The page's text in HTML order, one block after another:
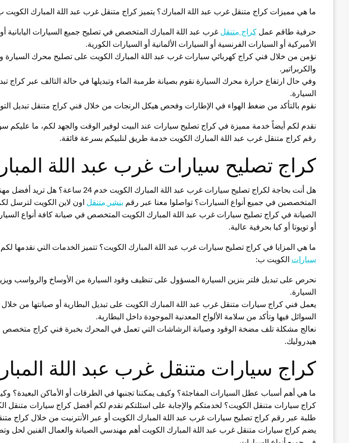
ما هي مميزات كراج متنقل غرب عبد اللة المبارك؟ يتميز كراج متنقل غرب عبد اللة المبارك الكويت
حرفية طاقم عمل كراج متنقل غرب عبد اللة المبارك المتخصص في تصليح جميع السيارات اليابانية
الأميركية أو السيارات الفرنسية أو السيارات الألمانية أو السيارات الكورية.
نؤمن من خلال فني كراج كهربائي سيارات غرب عبد اللة المبارك الكويت على تصليح محرك السيارة
والكربراتير.
وفي حال ارتفاع حرارة محرك السيارة نقوم بصيانة طرمبة الماء وتبديلها في حالة التالف عبر كراج
السيارة.
نقوم بالتأكد من ضغط الهواء في الإطارات وفحص هيكل الرنجات من خلال فني كراج متنقل تبديل
نقدم لكم أيضاً خدمة مميزة في كراج تصليح سيارات عند البيت لوفير الوقت والجهد لكم، ما عليكم
رقم كراج متنقل غرب عبد اللة المبارك الكويت خدمة طريق لنلبيكم بسرعة فائقة.
كراج تصليح سيارات غرب عبد اللة
هل أنت بحاجة لكراج تصليح سيارات غرب عبد اللة المبارك الكويت خدم
المتخصصين في جميع أنواع السيارات؟ تواصلوا معنا عبر رقم بنشر متنقل اون لاين الكويت لترسل
الصيانة في كراج تصليح سيارات غرب عبد اللة المبارك الكويت المتخصص في صيانة كافة أنواع
أو تويوتا أو كيا بحرفية عالية.
ما هي المزايا في كراج تصليح سيارات غرب عبد اللة المبارك الكويت؟ تتميز الخدمات التي نقدمها
سيارات الكويت ب:
نحرص على تبديل فلتر بنزين السيارة المسؤول على تنظيف وقود السيارة من الأوساخ والرواسب
السيارة.
يعمل فني كراج سيارات متنقل غرب عبد اللة المبارك الكويت على تبديل البطارية أو صيانتها من
السوائل فيها وتأكد من سلامة الألواح المعدنية الموجودة داخل البطارية.
نعالج مشكلة تلف مضخة الوقود وصيانة الرشاشات التي تعمل في المحرك بخبرة فني كراج متخصص
هيدروليك.
كراج سيارات متنقل غرب عبد اللة
ما هي أهم أسباب عطل السيارات المفاجئة؟ وكيف يمكننا تجنبها في الطرقات أو الأماكن البعيدة؟
كراج سيارات متنقل الكويت؟ لخدمتكم والإجابة على اسئلتكم نقدم لكم أفضل كراج سيارات متنقل
طلبة عبر رقم كراج تصليح سيارات غرب عبد اللة المبارك الكويت أو عبر الأنترنيت من خلال كراج
يضم كراج سيارات متنقل غرب عبد اللة المبارك الكويت أهم مهندسي الصيانة والعمال الفنين لحل